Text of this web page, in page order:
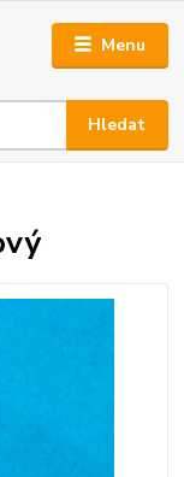
Menu
Hledat